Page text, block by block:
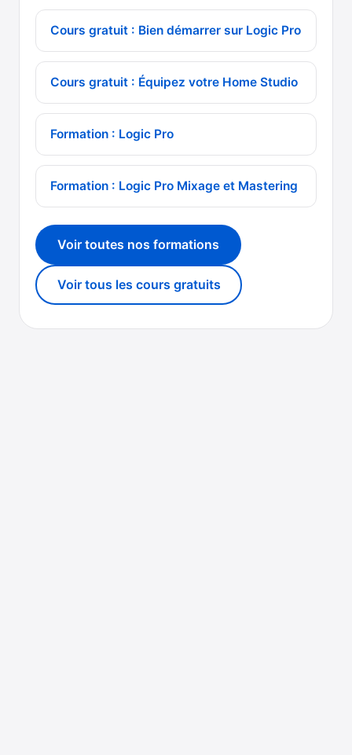
Cours gratuit : Bien démarrer sur Logic Pro
Cours gratuit : Équipez votre Home Studio
Formation : Logic Pro
Formation : Logic Pro Mixage et Mastering
Voir toutes nos formations
Voir tous les cours gratuits